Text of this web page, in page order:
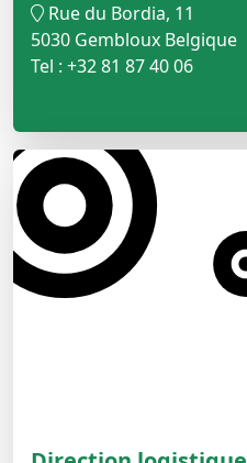
Rue du Bordia, 11
5030 Gembloux Belgique
Tel : +32 81 87 40 06